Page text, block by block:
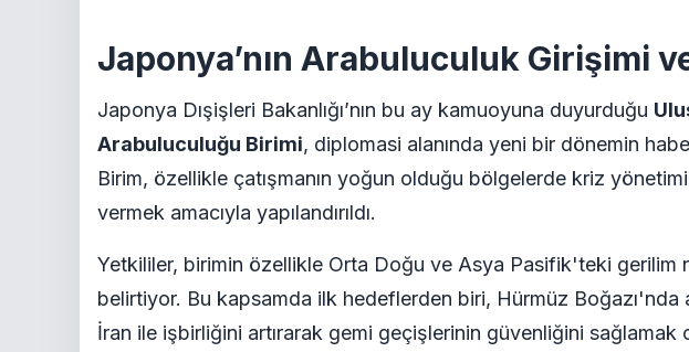
Japonya’nın Arabuluculuk Girişimi
Japonya Dışişleri Bakanlığı’nın bu ay kamuoyuna duyurduğu
Arabuluculuğu Birimi, diplomasi alanında yeni bir dönemin
Birim, özellikle çatışmanın yoğun olduğu bölgelerde kriz
vermek amacıyla yapılandırıldı.
Yetkililer, birimin özellikle Orta Doğu ve Asya Pasifik'teki gerilim
belirtiyor. Bu kapsamda ilk hedeflerden biri, Hürmüz
İran ile işbirliğini artırarak gemi geçişlerinin güvenliğini sağlamak